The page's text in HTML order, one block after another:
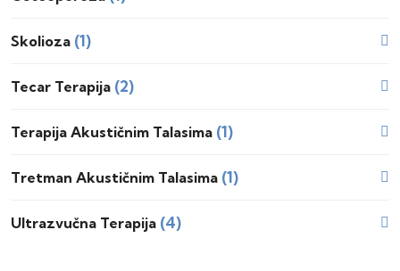
Skolioza (1)
Tecar Terapija (2)
Terapija Akustičnim Talasima (1)
Tretman Akustičnim Talasima (1)
Ultrazvučna Terapija (4)